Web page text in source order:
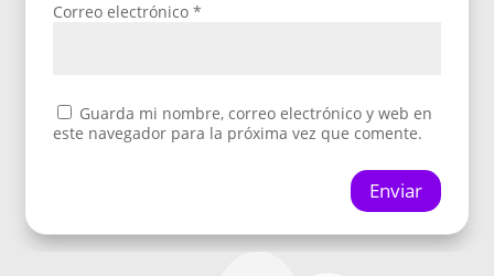
Correo electrónico*
Guarda mi nombre, correo electrónico y web en
este navegador para la próxima vez que comente.
Enviar